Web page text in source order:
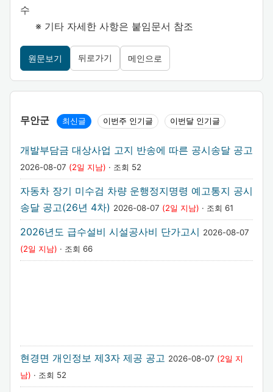
수
※ 기타 자세한 사항은 붙임문서 참조
원문보기 뒤로가기 메인으로
무안군 최신글 이번주 인기글 이번달 인기글
개발부담금 대상사업 고지 반송에 따른 공시송달 공고
2026-08-07 (2일 지남) · 조회 52
자동차 장기 미수검 차량 운행정지명령 예고통지 공시
송달 공고(26년 4차) 2026-08-07 (2일 지남) · 조회 61
2026년도 급수설비 시설공사비 단가고시 2026-08-07
(2일 지남) · 조회 66
현경면 개인정보 제3자 제공 공고 2026-08-07 (2일 지
남) · 조회 52